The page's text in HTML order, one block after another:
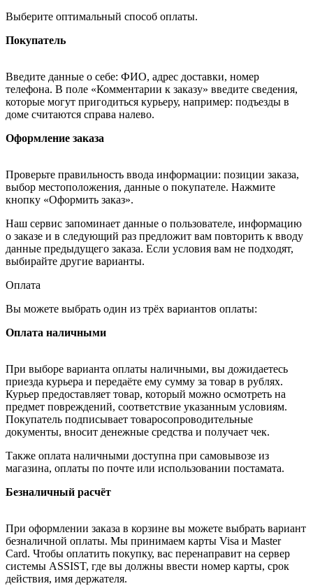
Выберите оптимальный способ оплаты.
Покупатель
Введите данные о себе: ФИО, адрес доставки, номер
телефона. В поле «Комментарии к заказу» введите сведения,
которые могут пригодиться курьеру, например: подъезды в
доме считаются справа налево.
Оформление заказа
Проверьте правильность ввода информации: позиции заказа,
выбор местоположения, данные о покупателе. Нажмите
кнопку «Оформить заказ».
Наш сервис запоминает данные о пользователе, информацию
о заказе и в следующий раз предложит вам повторить к вводу
данные предыдущего заказа. Если условия вам не подходят,
выбирайте другие варианты.
Оплата
Вы можете выбрать один из трёх вариантов оплаты:
Оплата наличными
При выборе варианта оплаты наличными, вы дожидаетесь
приезда курьера и передаёте ему сумму за товар в рублях.
Курьер предоставляет товар, который можно осмотреть на
предмет повреждений, соответствие указанным условиям.
Покупатель подписывает товаросопроводительные
документы, вносит денежные средства и получает чек.
Также оплата наличными доступна при самовывозе из
магазина, оплаты по почте или использовании постамата.
Безналичный расчёт
При оформлении заказа в корзине вы можете выбрать вариант
безналичной оплаты. Мы принимаем карты Visa и Master
Card. Чтобы оплатить покупку, вас перенаправит на сервер
системы ASSIST, где вы должны ввести номер карты, срок
действия, имя держателя.